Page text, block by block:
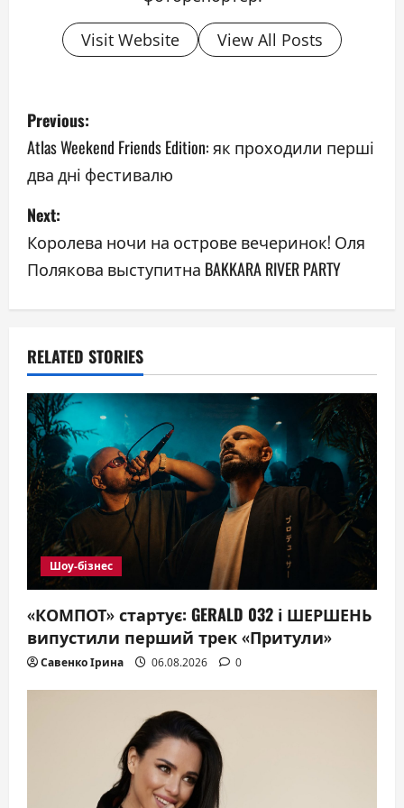
Visit Website View All Posts
P
o
s
t
n
a
i
g
a
t
i
n
Previous:
Atlas Weekend Friends Edition: як проходили перші
два дні фестивалю
Next:
Королева ночи на острове вечеринок! Оля
Полякова выступитна BAKKARA RIVER PARTY
RELATED STORIES
Шоу-бізнес
«КОМПОТ» стартує: GERALD 032 і ШЕРШЕНЬ
випустили перший трек «Притули»
Савенко Ірина 06.08.2026 0